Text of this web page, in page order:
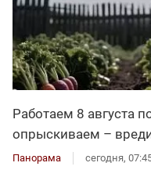
Работаем 8 августа
опрыскиваем –
Панорама сегодня,